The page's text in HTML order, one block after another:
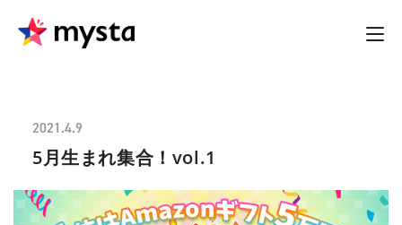
2021.4.9
5月生まれ集合！vol.1